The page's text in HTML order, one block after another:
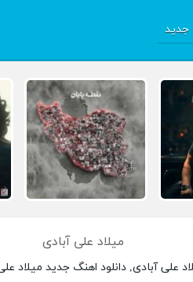
میلاد علی آبادی
علی آبادی, دانلود اهنگ جدید میلاد